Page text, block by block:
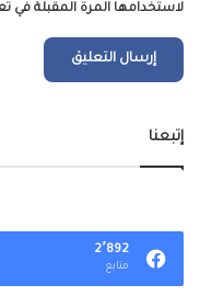
لاستخدامها المرة المقبلة في
إتبعنا
2٬892
متابع